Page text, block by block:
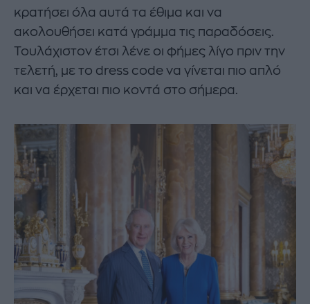
κρατήσει όλα αυτά τα έθιμα και να
ακολουθήσει κατά γράμμα τις παραδόσεις.
Τουλάχιστον έτσι λένε οι φήμες λίγο πριν την
τελετή, με το dress code να γίνεται πιο απλό
και να έρχεται πιο κοντά στο σήμερα.